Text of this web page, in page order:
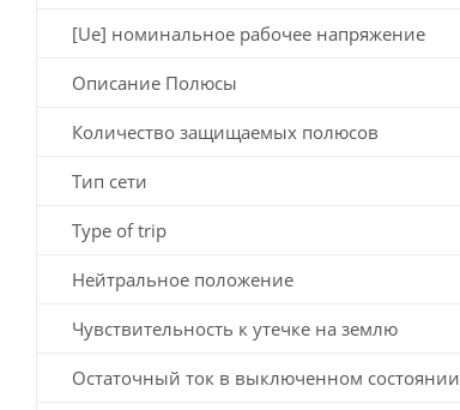
[Ue] номинальное рабочее напряжение
Описание Полюсы
Количество защищаемых полюсов
Тип сети
Type of trip
Нейтральное положение
Чувствительность к утечке на землю
Остаточный ток в выключенном состоянии